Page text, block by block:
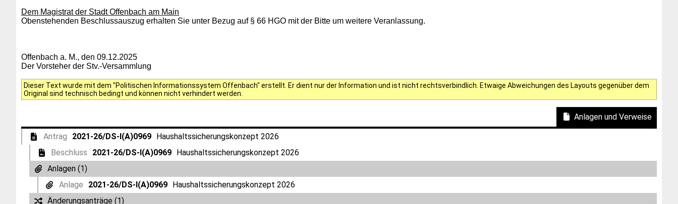
Dem Magistrat der Stadt Offenbach am Main
Obenstehenden Beschlussauszug erhalten Sie unter Bezug auf § 66 HGO mit der Bitte um weitere Veranlassung.
Offenbach a. M., den 09.12.2025
Der Vorsteher der Stv.-Versammlung
Dieser Text wurde mit dem "Politischen Informationssystem Offenbach" erstellt. Er dient nur der Information und ist nicht rechtsverbindlich. Etwaige Abweichungen des Layouts gegenüber dem
Original sind technisch bedingt und können nicht verhindert werden.
Anlagen und Verweise
Antrag 2021-26/DS-I(A)0969
Haushaltssicherungskonzept 2026
Beschluss
2021-26/DS-I(A)0969 Haushaltssicherungskonzept 2026
Anlagen (1)
Anlage
2021-26/DS-I(A)0969
Haushaltssicherungskonzept 2026
Änderungsanträge (1)